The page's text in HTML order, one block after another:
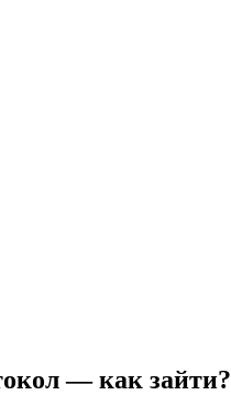
— как зайти?